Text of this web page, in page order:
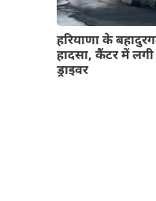
हरियाणा के
हादसा, कैंटर में
ड्राइवर